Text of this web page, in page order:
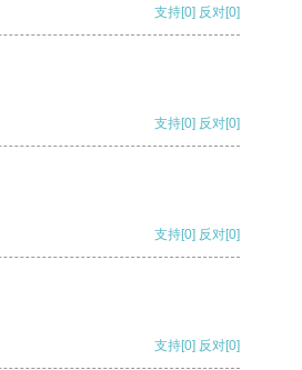
支持[0] 反对[0]
支持[0] 反对[0]
支持[0] 反对[0]
支持[0] 反对[0]